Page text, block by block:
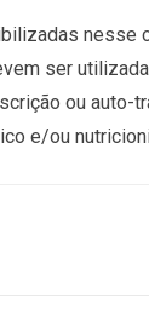
nesse
ser
ou auto-
e/ou